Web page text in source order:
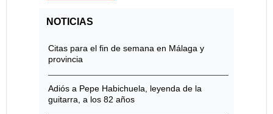
NOTICIAS
Citas para el fin de semana en Málaga y
provincia
Adiós a Pepe Habichuela, leyenda de la
guitarra, a los 82 años